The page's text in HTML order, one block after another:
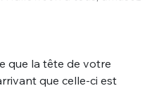
que la tête de votre
que celle-ci est